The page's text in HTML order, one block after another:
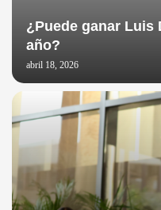
¿Puede ganar Luis
año?
abril 18, 2026